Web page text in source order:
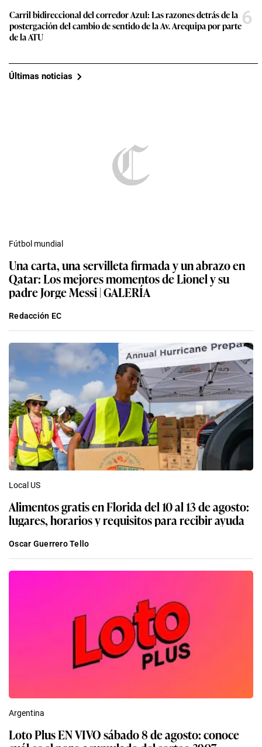
Carril bidireccional del corredor Azul: Las razones detrás de la
postergación del cambio de sentido de la Av. Arequipa por parte
de la ATU
6
Últimas noticias
Fútbol mundial
Una carta, una servilleta firmada y un abrazo en
Qatar: Los mejores momentos de Lionel y su
padre Jorge Messi | GALERÍA
Redacción EC
Local US
Alimentos gratis en Florida del 10 al 13 de agosto:
lugares, horarios y requisitos para recibir ayuda
Oscar Guerrero Tello
Argentina
Loto Plus EN VIVO sábado 8 de agosto: conoce